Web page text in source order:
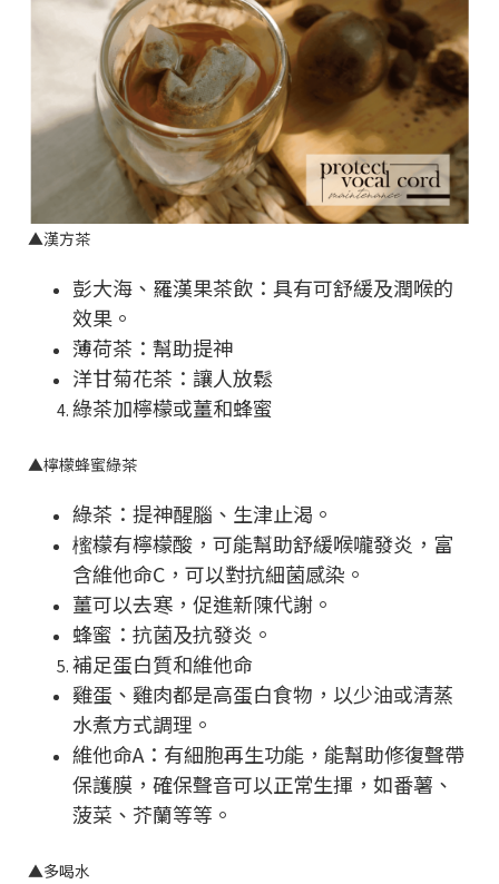
▲漢方茶
彭大海、羅漢果茶飲：具有可舒緩及潤喉的
效果。
薄荷茶：幫助提神
洋甘菊花茶：讓人放鬆
綠茶加檸檬或薑和蜂蜜
▲檸檬蜂蜜綠茶
綠茶：提神醒腦、生津止渴。
櫁檬有檸檬酸，可能幫助舒緩喉嚨發炎，富
含維他命C，可以對抗細菌感染。
薑可以去寒，促進新陳代謝。
蜂蜜：抗菌及抗發炎。
補足蛋白質和維他命
雞蛋、雞肉都是高蛋白食物，以少油或清蒸
水煮方式調理。
維他命A：有細胞再生功能，能幫助修復聲帶
保護膜，確保聲音可以正常生揮，如番薯、
菠菜、芥蘭等等。
▲多喝水